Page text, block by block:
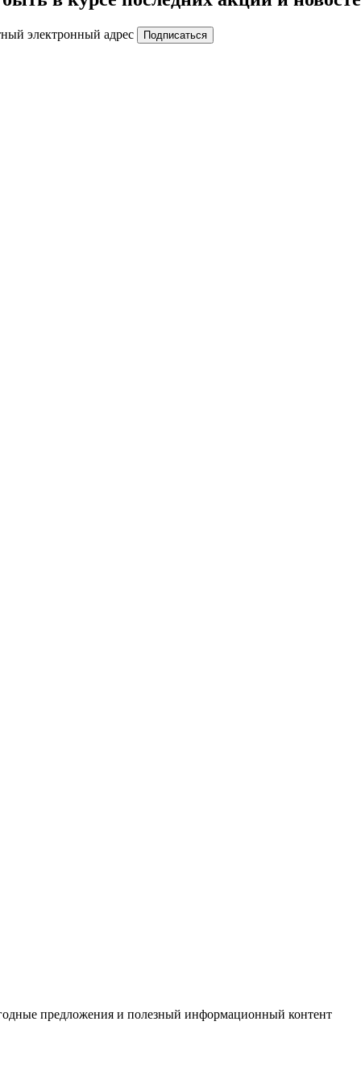
электронный адрес Подписаться
предложения и полезный информационный контент